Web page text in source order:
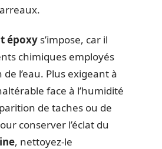
époxy s’impose, car il
chimiques employés
l’eau. Plus exigeant à
face à l’humidité
de taches ou de
conserver l’éclat du
, nettoyez-le